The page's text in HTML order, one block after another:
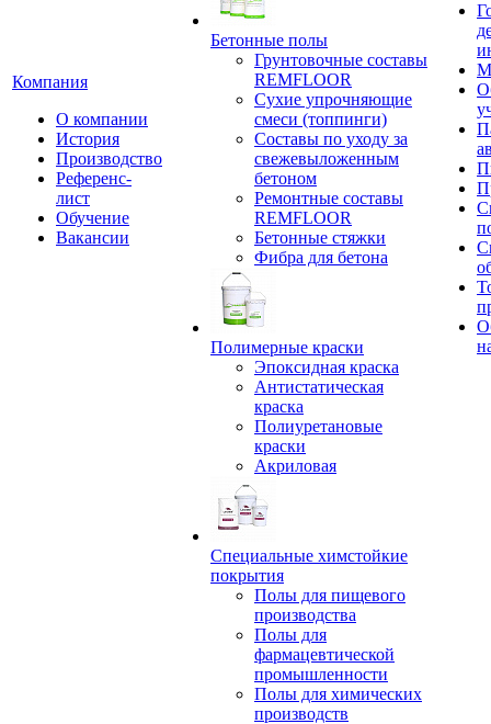
Компания
О компании
История
Производство
Референс-
лист
Обучение
Вакансии
Бетонные полы
Грунтовочные составы
REMFLOOR
Сухие упрочняющие
смеси (топпинги)
Составы по уходу за
свежевыложенным
бетоном
Ремонтные составы
REMFLOOR
Бетонные стяжки
Фибра для бетона
Полимерные краски
Эпоксидная краска
Антистатическая
краска
Полиуретановые
краски
Акриловая
Специальные химстойкие
покрытия
Полы для пищевого
производства
Полы для
фармацевтической
промышленности
Полы для химических
производств